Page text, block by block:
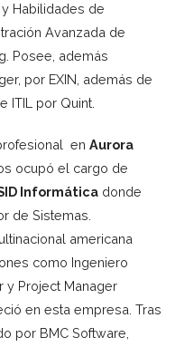
Habilidades de
Avanzada de
Posee, además
por EXIN, además de
ITIL por Quint.
en Aurora
ocupó el cargo de
Informática donde
de Sistemas.
americana
como Ingeniero
y Project Manager
en esta empresa. Tras
por BMC Software,